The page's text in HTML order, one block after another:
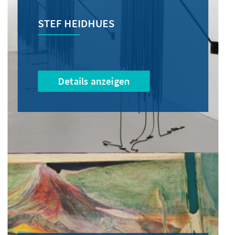
STEF HEIDHUES
Details anzeigen